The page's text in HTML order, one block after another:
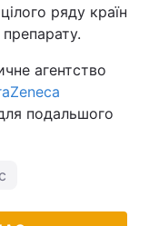
ряду країн
агентство
подальшого